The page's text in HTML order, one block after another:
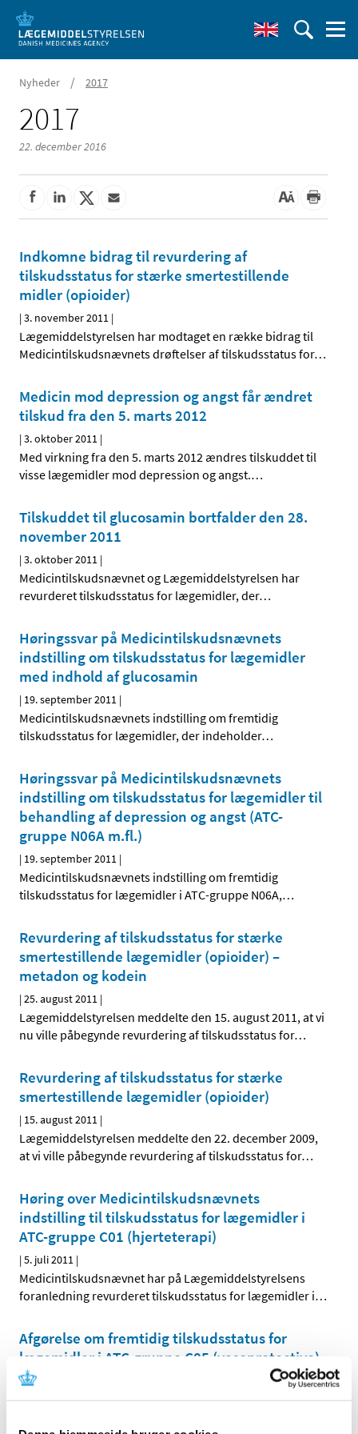
Nyheder / 2017
2017
22. december 2016
Indkomne bidrag til revurdering af
tilskudsstatus for stærke smertestillende
midler (opioider)
|3. november 2011 |
Lægemiddelstyrelsen har modtaget en række bidrag til
Medicintilskudsnævnets drøftelser af tilskudsstatus for…
Medicin mod depression og angst får ændret
tilskud fra den 5. marts 2012
|3. oktober 2011 |
Med virkning fra den 5. marts 2012 ændres tilskuddet til
visse lægemidler mod depression og angst.…
Tilskuddet til glucosamin bortfalder den 28.
november 2011
|3. oktober 2011 |
Medicintilskudsnævnet og Lægemiddelstyrelsen har
revurderet tilskudsstatus for lægemidler, der…
Høringssvar på Medicintilskudsnævnets
indstilling om tilskudsstatus for lægemidler
med indhold af glucosamin
| 19. september 2011 |
Medicintilskudsnævnets indstilling om fremtidig
tilskudsstatus for lægemidler, der indeholder…
Høringssvar på Medicintilskudsnævnets
indstilling om tilskudsstatus for lægemidler til
behandling af depression og angst (ATC-
gruppe N06A m.fl.)
| 19. september 2011 |
Medicintilskudsnævnets indstilling om fremtidig
tilskudsstatus for lægemidler i ATC-gruppe N06A,…
Revurdering af tilskudsstatus for stærke
smertestillende lægemidler (opioider) –
metadon og kodein
|25. august 2011 |
Lægemiddelstyrelsen meddelte den 15. august 2011, at vi
nu ville påbegynde revurdering af tilskudsstatus for…
Revurdering af tilskudsstatus for stærke
smertestillende lægemidler (opioider)
| 15. august 2011 |
Lægemiddelstyrelsen meddelte den 22. december 2009,
at vi ville påbegynde revurdering af tilskudsstatus for…
Høring over Medicintilskudsnævnets
indstilling til tilskudsstatus for lægemidler i
ATC-gruppe C01 (hjerteterapi)
|5. juli 2011 |
Medicintilskudsnævnet har på Lægemiddelstyrelsens
foranledning revurderet tilskudsstatus for lægemidler i…
Afgørelse om fremtidig tilskudsstatus for
lægemidler i ATC-gruppe C05 (vasoprotectiva)
|28. juni 2011
Lægemiddelstyrelsen har den 27. juni 2011 truffet